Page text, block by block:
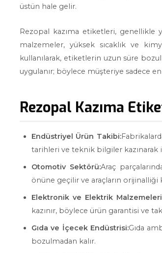
üstün hale gelir.
Rezopal kazıma etiketleri,
malzemeler, yüksek sıcaklık ve
kullanılarak, etiketlerin uzun süre
uygulanır; böylece müşteriye sadece
Rezopal Kazıma
Endüstriyel Ürün Takibi:
tarihleri ve teknik bilgiler kazınarak
Otomotiv Sektörü:Araç
önüne geçilir ve araçların orijinalliği
Elektronik ve Elektrik
kazınır, böylece ürün garantisi ve
Gıda ve İçecek Endüstrisi:Gıda
bozulmadan kalır.